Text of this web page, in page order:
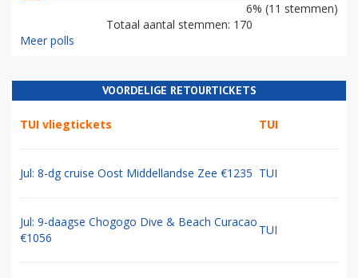
6% (11 stemmen)
Totaal aantal stemmen: 170
Meer polls
VOORDELIGE RETOURTICKETS
TUI vliegtickets TUI
Jul: 8-dg cruise Oost Middellandse Zee €1235 TUI
Jul: 9-daagse Chogogo Dive & Beach Curacao
€1056
TUI